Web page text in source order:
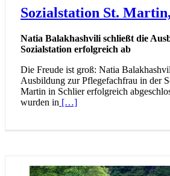
Sozialstation St.
Natia Balakhashvili schließt die
Sozialstation erfolgreich ab
Die Freude ist groß: Natia
Ausbildung zur Pflegefachfrau in der
Martin in Schlier erfolgreich
wurden in […]